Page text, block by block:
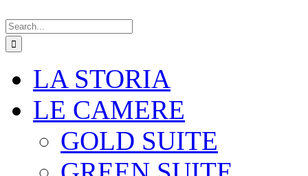
for:
LA STORIA
LE CAMERE
GOLD SUITE